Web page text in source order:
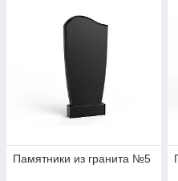
Памятники из гранита №5